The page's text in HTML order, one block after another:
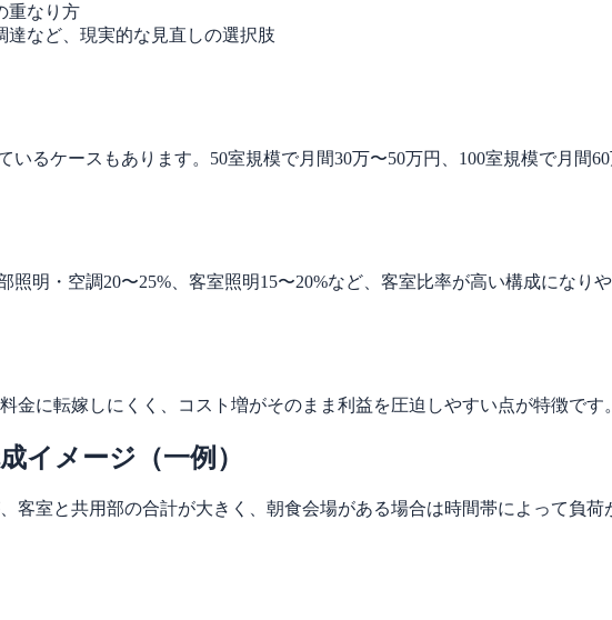
重なり方
達など、現実的な見直しの選択肢
いるケースもあります。50室規模で月間30万〜50万円、100室規模で月間
照明・空調20〜25%、客室照明15〜20%など、客室比率が高い構成になりや
金に転嫁しにくく、コスト増がそのまま利益を圧迫しやすい点が特徴です。
イメージ（一例）
客室と共用部の合計が大きく、朝食会場がある場合は時間帯によって負荷